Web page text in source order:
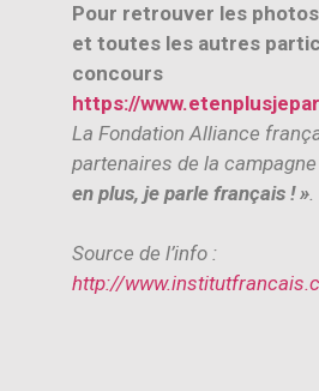
Pour retrouver les
et toutes les autres
concours
https://
La Fondation Alliance
partenaires de la campagne
en plus, je parle français ! ».
Source de l’info :
http://